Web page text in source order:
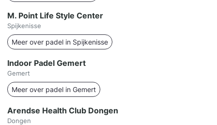
M. Point Life Style Center
Spijkenisse
Meer over padel in Spijkenisse
Indoor Padel Gemert
Gemert
Meer over padel in Gemert
Arendse Health Club Dongen
Dongen